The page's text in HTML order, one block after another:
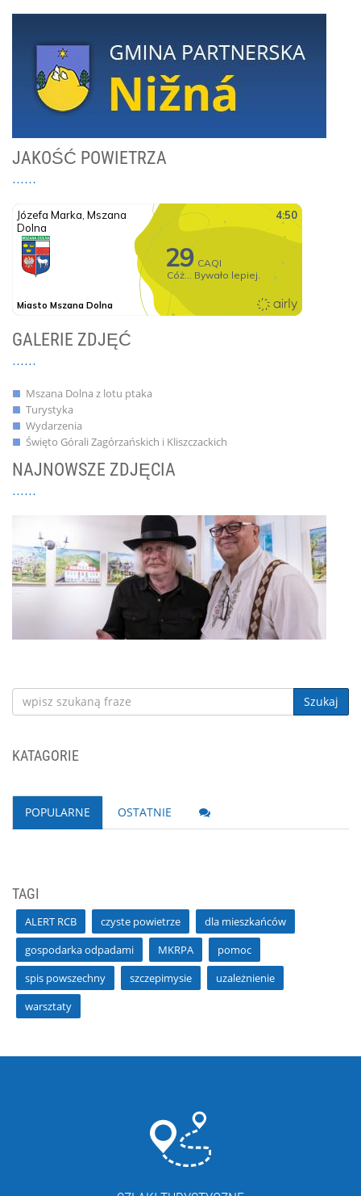
JAKOŚĆ POWIETRZA
GALERIE ZDJĘĆ
Mszana Dolna z lotu ptaka
Turystyka
Wydarzenia
Święto Górali Zagórzańskich i Kliszczackich
NAJNOWSZE ZDJĘCIA
Szukaj
KATAGORIE
POPULARNE OSTATNIE
TAGI
ALERT RCB czyste powietrze
dla mieszkańców
gospodarka odpadami
MKRPA
pomoc
spis powszechny
szczepimysie
uzależnienie
warsztaty